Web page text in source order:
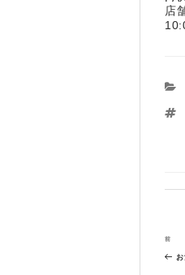
店
稿
ナ
過
去
前